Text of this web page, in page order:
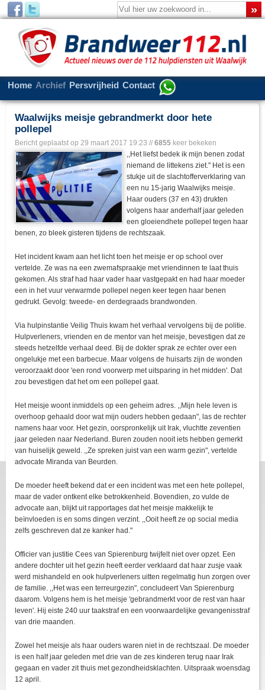
Home Archief Persvrijheid Contact
Waalwijks meisje gebrandmerkt door hete
pollepel
Bericht geplaatst op 29 maart 2017 19:23 // 6855 keer bekeken
,,Het liefst bedek ik mijn benen zodat
niemand de littekens ziet." Het is een
stukje uit de slachtofferverklaring van
een nu 15-jarig Waalwijks meisje.
Haar ouders (37 en 43) drukten
volgens haar anderhalf jaar geleden
een gloeiendhete pollepel tegen haar
benen, zo bleek gisteren tijdens de rechtszaak.
Het incident kwam aan het licht toen het meisje er op school over
vertelde. Ze was na een zwemafspraakje met vriendinnen te laat thuis
gekomen. Als straf had haar vader haar vastgepakt en had haar moeder
een in het vuur verwarmde pollepel negen keer tegen haar benen
gedrukt. Gevolg: tweede- en derdegraads brandwonden.
Via hulpinstantie Veilig Thuis kwam het verhaal vervolgens bij de politie.
Hulpverleners, vrienden en de mentor van het meisje, bevestigen dat ze
steeds hetzelfde verhaal deed. Bij de dokter sprak ze echter over een
ongelukje met een barbecue. Maar volgens de huisarts zijn de wonden
veroorzaakt door 'een rond voorwerp met uitsparing in het midden'. Dat
zou bevestigen dat het om een pollepel gaat.
Het meisje woont inmiddels op een geheim adres. ,,Mijn hele leven is
overhoop gehaald door wat mijn ouders hebben gedaan", las de rechter
namens haar voor. Het gezin, oorspronkelijk uit Irak, vluchtte zeventien
jaar geleden naar Nederland. Buren zouden nooit iets hebben gemerkt
van huiselijk geweld. ,,Ze spreken juist van een warm gezin", vertelde
advocate Miranda van Beurden.
De moeder heeft bekend dat er een incident was met een hete pollepel,
maar de vader ontkent elke betrokkenheid. Bovendien, zo vulde de
advocate aan, blijkt uit rapportages dat het meisje makkelijk te
beïnvloeden is en soms dingen verzint. ,,Ooit heeft ze op social media
zelfs geschreven dat ze kanker had."
Officier van justitie Cees van Spierenburg twijfelt niet over opzet. Een
andere dochter uit het gezin heeft eerder verklaard dat haar zusje vaak
werd mishandeld en ook hulpverleners uitten regelmatig hun zorgen over
de familie. ,,Het was een terreurgezin", concludeert Van Spierenburg
daarom. Volgens hem is het meisje 'gebrandmerkt voor de rest van haar
leven'. Hij eiste 240 uur taakstraf en een voorwaardelijke gevangenisstraf
van drie maanden.
Zowel het meisje als haar ouders waren niet in de rechtszaal. De moeder
is een half jaar geleden met drie van de zes kinderen terug naar Irak
gegaan en vader zit thuis met gezondheidsklachten. Uitspraak woensdag
12 april.